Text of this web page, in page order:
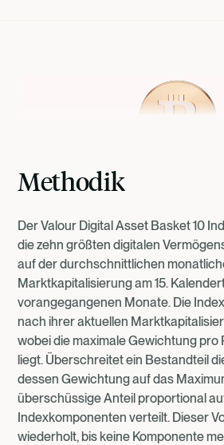
Methodik
Der Valour Digital Asset Basket 10
die zehn größten digitalen
auf der durchschnittlichen
Marktkapitalisierung am 15.
vorangegangenen Monate. Die
nach ihrer aktuellen
wobei die maximale Gewichtung pro
liegt. Überschreitet ein Bestandteil
dessen Gewichtung auf das
überschüssige Anteil proportional
Indexkomponenten verteilt. Dieser
wiederholt, bis keine Komponente